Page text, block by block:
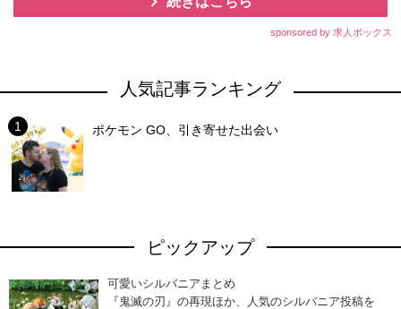
sponsored by 求人ボックス
人気記事ランキング
ポケモン GO、引き寄せた出会い
ピックアップ
可愛いシルバニアまとめ
『鬼滅の刃』の再現ほか、人気のシルバニア投稿を